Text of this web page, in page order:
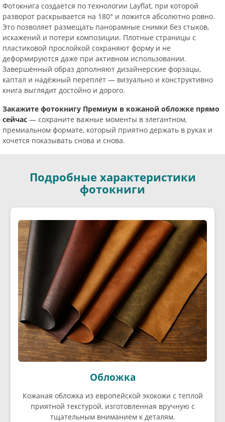
Фотокнига создаётся по технологии Layflat, при которой
разворот раскрывается на 180° и ложится абсолютно ровно.
Это позволяет размещать панорамные снимки без стыков,
искажений и потери композиции. Плотные страницы с
пластиковой прослойкой сохраняют форму и не
деформируются даже при активном использовании.
Завершённый образ дополняют дизайнерские форзацы,
каптал и надёжный переплёт — визуально и конструктивно
книга выглядит достойно и дорого.
Закажите фотокнигу Премиум в кожаной обложке прямо
сейчас — сохраните важные моменты в элегантном,
премиальном формате, который приятно держать в руках и
хочется показывать снова и снова.
Подробные характеристики
фотокниги
Обложка
Кожаная обложка из европейской экокожи с теплой
приятной текстурой, изготовленная вручную с
тщательным вниманием к деталям.